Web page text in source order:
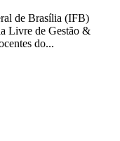
de Brasília (IFB)
Livre de Gestão &
do...